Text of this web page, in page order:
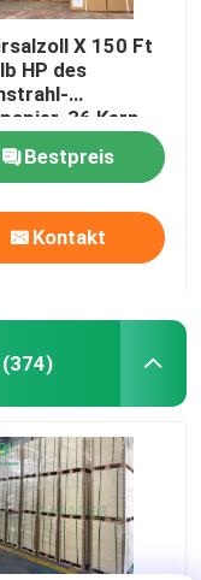
X 150 Ft
HP des
36 Kern-
Bestpreis
Kontakt
(374)